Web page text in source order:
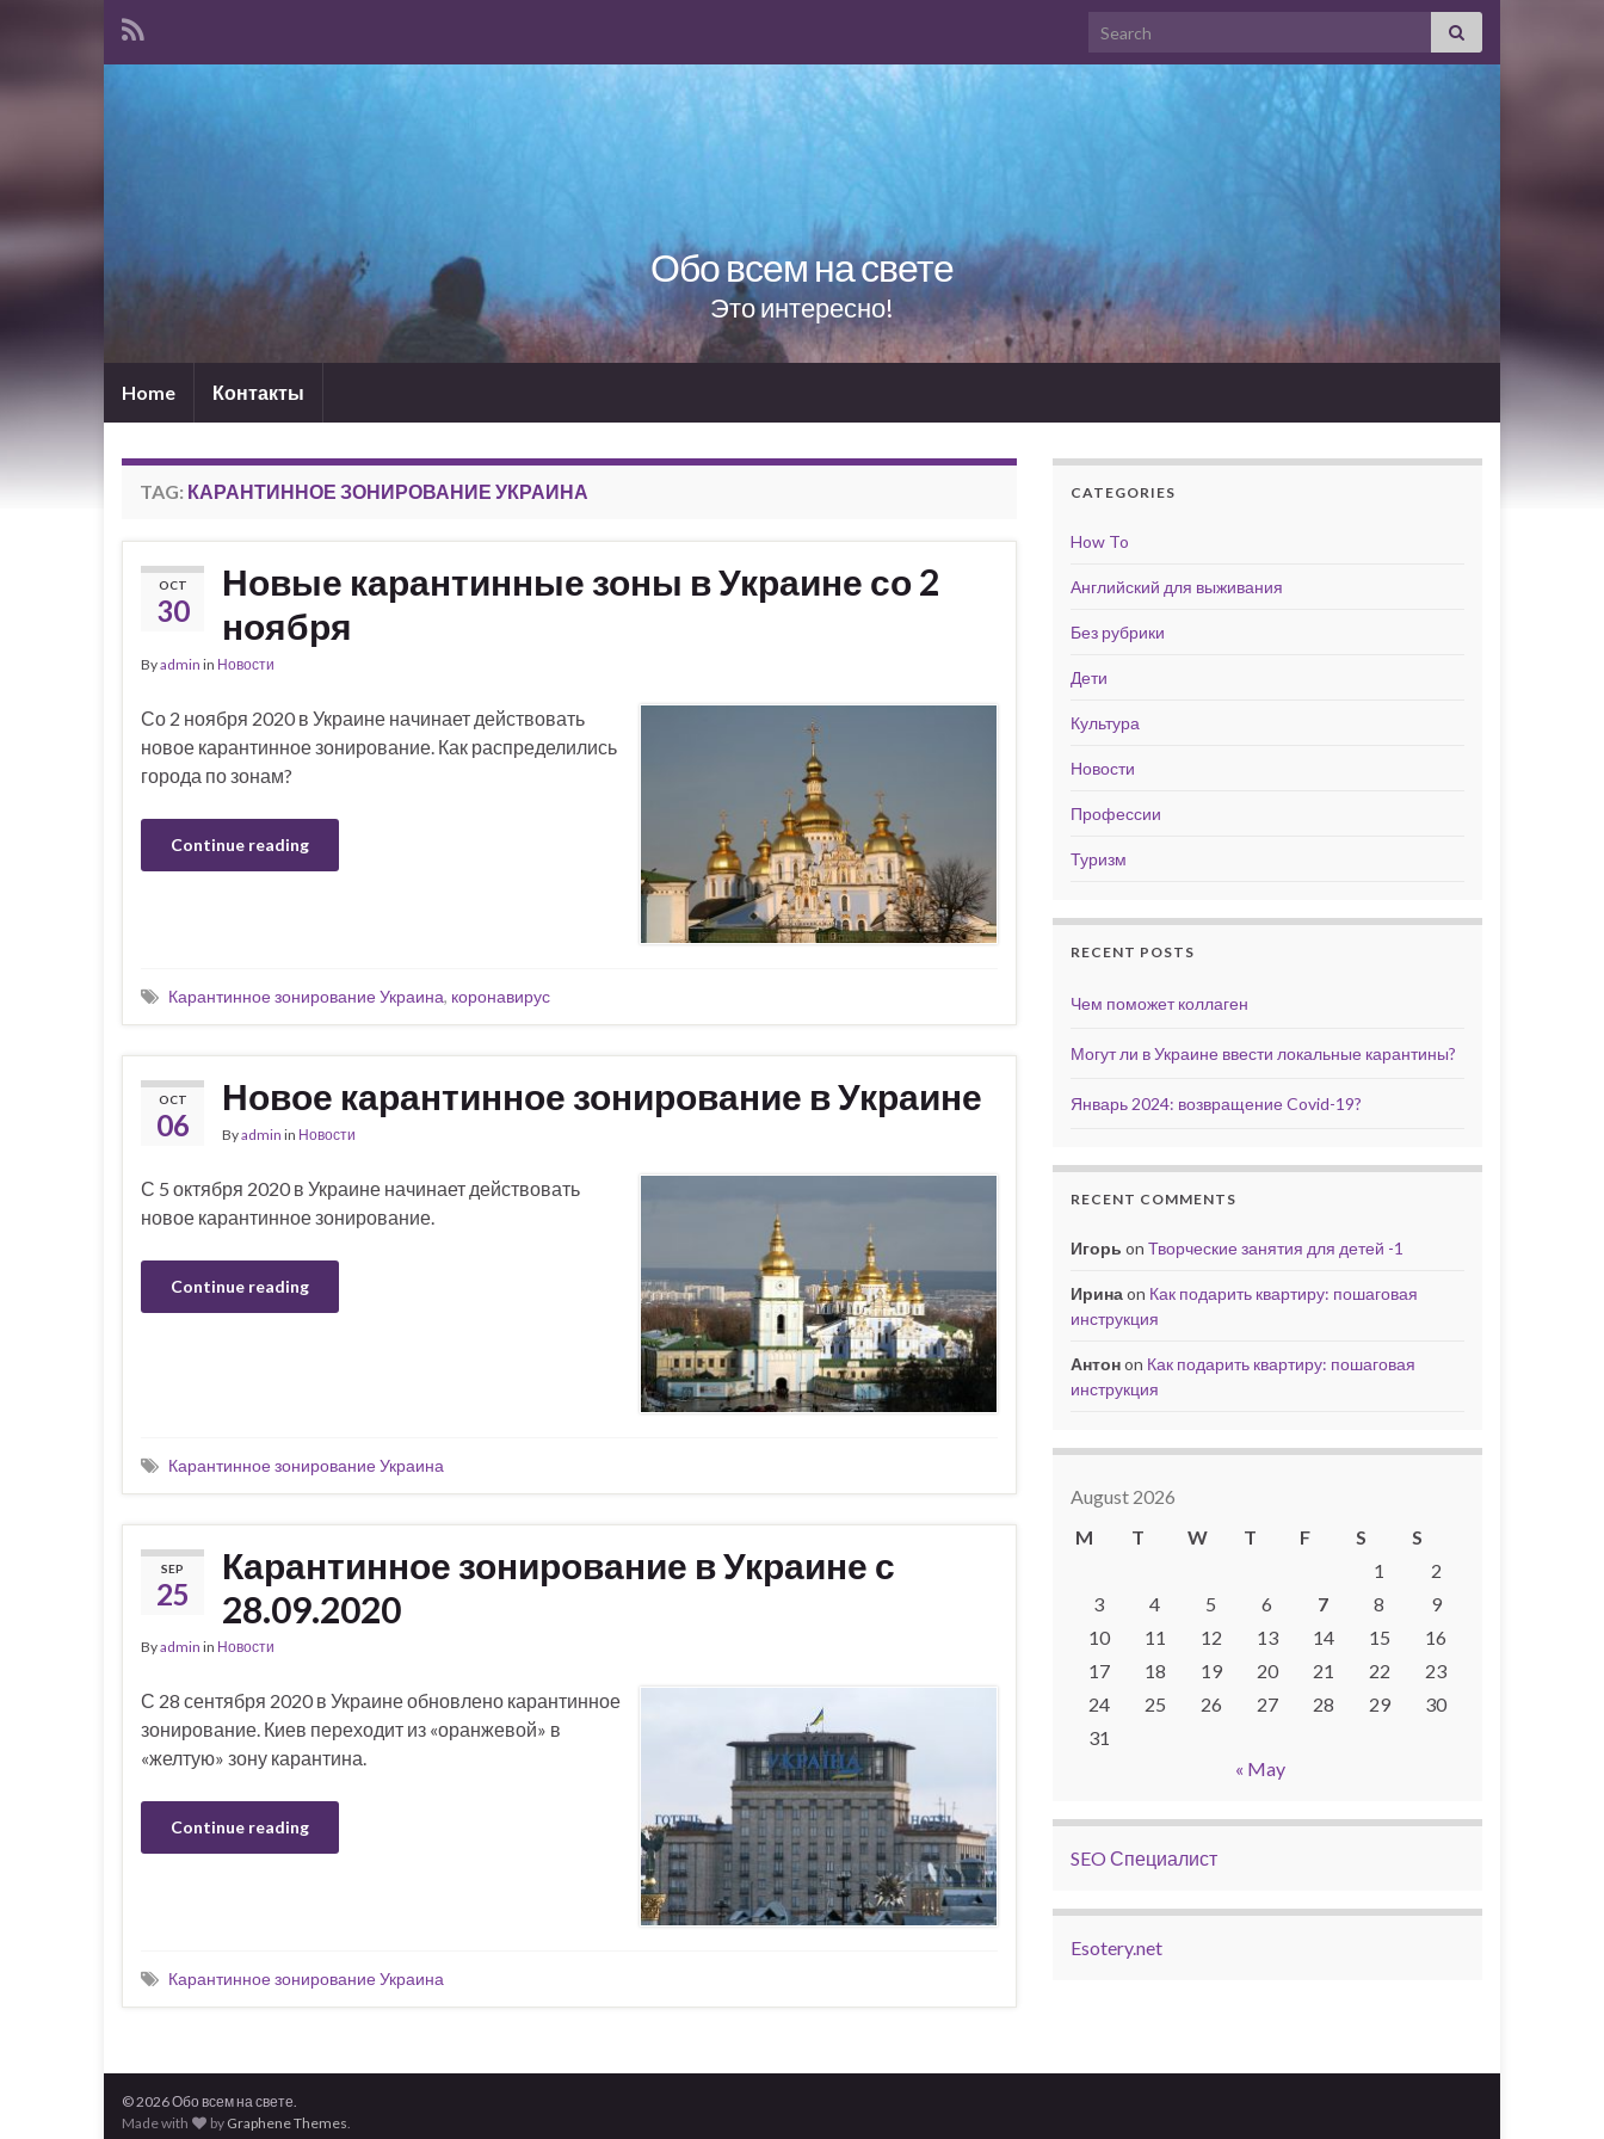
Search for:
Обо всем на свете
Это интересно!
Home Контакты
TAG: КАРАНТИННОЕ ЗОНИРОВАНИЕ УКРАИНА
OCT
30
Новые карантинные зоны в Украине со 2
ноября
Byadmin in Новости
Со 2 ноября 2020 в Украине начинает действовать
новое карантинное зонирование. Как распределились
города по зонам?
Continue reading
Карантинное зонирование Украина, коронавирус
OCT
06
Новое карантинное зонирование в Украине
Byadmin in Новости
С 5 октября 2020 в Украине начинает действовать
новое карантинное зонирование.
Continue reading
Карантинное зонирование Украина
SEP
25
Карантинное зонирование в Украине с
28.09.2020
Byadmin in Новости
С 28 сентября 2020 в Украине обновлено карантинное
зонирование. Киев переходит из «оранжевой» в
«желтую» зону карантина.
Continue reading
Карантинное зонирование Украина
CATEGORIES
How To
Английский для выживания
Без рубрики
Дети
Культура
Новости
Профессии
Туризм
RECENT POSTS
Чем поможет коллаген
Могут ли в Украине ввести локальные карантины?
Январь 2024: возвращение Covid-19?
RECENT COMMENTS
Игорь on Творческие занятия для детей -1
Иринаon Как подарить квартиру: пошаговая
инструкция
Антонon Как подарить квартиру: пошаговая
инструкция
August 2026
M
T W T F S
S
1
2
3
4 5 6 7 8
9
10
11 12 13 14 15
16
17
18 19 20 21 22
23
24
25 26 27 28 29
30
31
« May
SEO Специалист
Esotery.net
© 2026 Обо всем на свете.
Made with
by Graphene Themes